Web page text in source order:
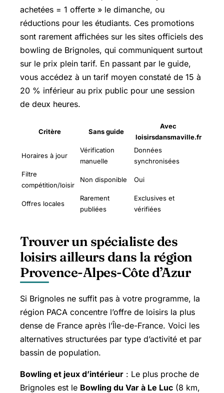
achetées = 1 offerte » le dimanche, ou
réductions pour les étudiants. Ces promotions
sont rarement affichées sur les sites officiels des
bowling de Brignoles, qui communiquent surtout
sur le prix plein tarif. En passant par le guide,
vous accédez à un tarif moyen constaté de 15 à
20 % inférieur au prix public pour une session
de deux heures.
Critère Sans guide
Avec
loisirsdansmaville.fr
Horaires à jour
Vérification
manuelle
Données
synchronisées
Filtre
compétition/loisir
Non disponible Oui
Offres locales
Rarement
publiées
Exclusives et
vérifiées
Trouver un spécialiste des
loisirs ailleurs dans la région
Provence-Alpes-Côte d’Azur
Si Brignoles ne suffit pas à votre programme, la
région PACA concentre l’offre de loisirs la plus
dense de France après l’Île-de-France. Voici les
alternatives structurées par type d’activité et par
bassin de population.
Bowling et jeux d’intérieur : Le plus proche de
Brignoles est le Bowling du Var à Le Luc (8 km,